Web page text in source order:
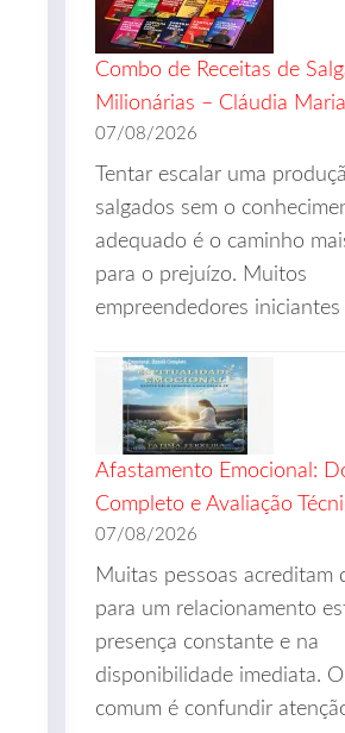
Combo de Receitas de
Milionárias – Cláudia
07/08/2026
Tentar escalar uma
salgados sem o
adequado é o caminho
para o prejuízo. Muitos
empreendedores
Afastamento Emocional:
Completo e Avaliação
07/08/2026
Muitas pessoas acreditam
para um relacionamento
presença constante e na
disponibilidade imediata.
comum é confundir